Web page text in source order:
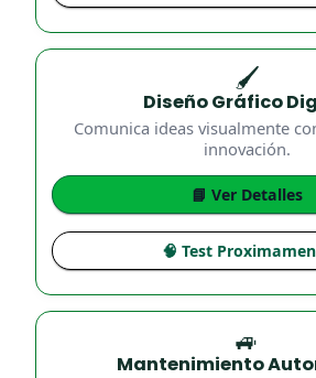
🖌️
Diseño Gráfico
Comunica ideas visualmente
innovación.
📘 Ver Detalles
🧠 Test
🚙
Mantenimiento